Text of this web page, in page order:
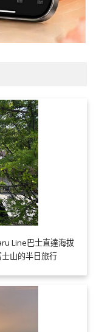
Line巴士直達海拔
山的半日旅行